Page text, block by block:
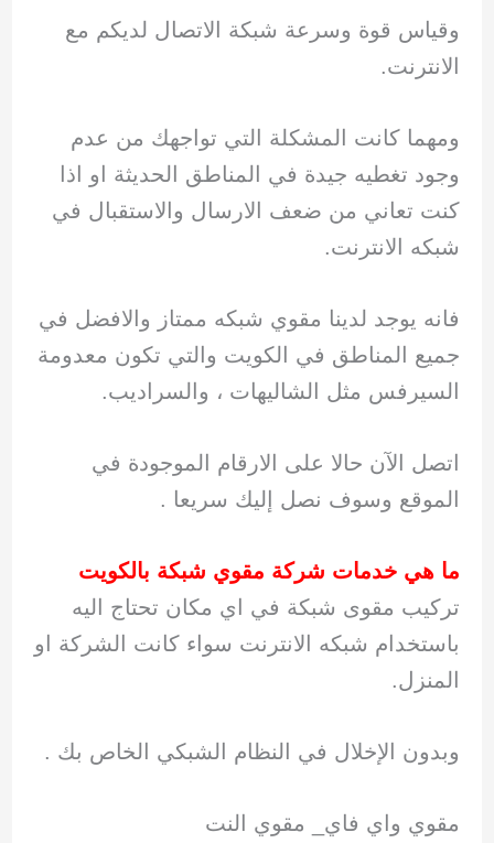
وقياس قوة وسرعة شبكة الاتصال لديكم مع
الانترنت.
ومهما كانت المشكلة التي تواجهك من عدم
وجود تغطيه جيدة في المناطق الحديثة او اذا
كنت تعاني من ضعف الارسال والاستقبال في
شبكه الانترنت.
فانه يوجد لدينا مقوي شبكه ممتاز والافضل في
جميع المناطق في الكويت والتي تكون معدومة
السيرفس مثل الشاليهات ، والسراديب.
اتصل الآن حالا على الارقام الموجودة في
الموقع وسوف نصل إليك سريعا .
ما هي خدمات شركة مقوي شبكة بالكويت
تركيب مقوى شبكة في اي مكان تحتاج اليه
باستخدام شبكه الانترنت سواء كانت الشركة او
المنزل.
وبدون الإخلال في النظام الشبكي الخاص بك .
مقوي واي فاي_ مقوي النت